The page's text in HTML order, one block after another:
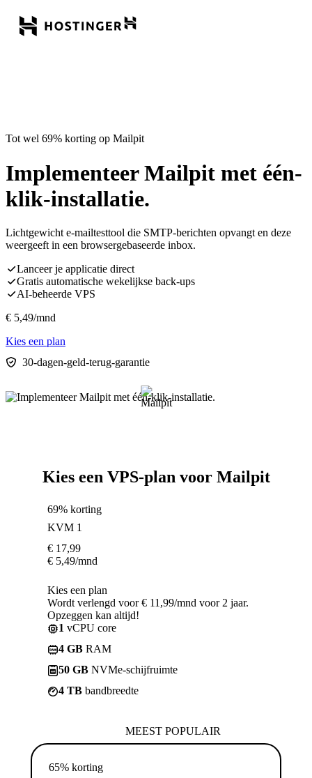
Tot wel 69% korting op Mailpit
Implementeer Mailpit met één-
klik-installatie.
Lichtgewicht e-mailtesttool die SMTP-berichten opvangt en deze
weergeeft in een browsergebaseerde inbox.
Lanceer je applicatie direct
Gratis automatische wekelijkse back-ups
AI-beheerde VPS
€ 5,49/mnd
Kies een plan
30-dagen-geld-terug-garantie
Kies een VPS-plan voor Mailpit
69% korting
KVM 1
€ 17,99
€ 5,49/mnd
Kies een plan
Wordt verlengd voor € 11,99/mnd voor 2 jaar.
Opzeggen kan altijd!
1 vCPU core
4 GB RAM
50 GB NVMe-schijfruimte
4 TB bandbreedte
MEEST POPULAIR
65% korting